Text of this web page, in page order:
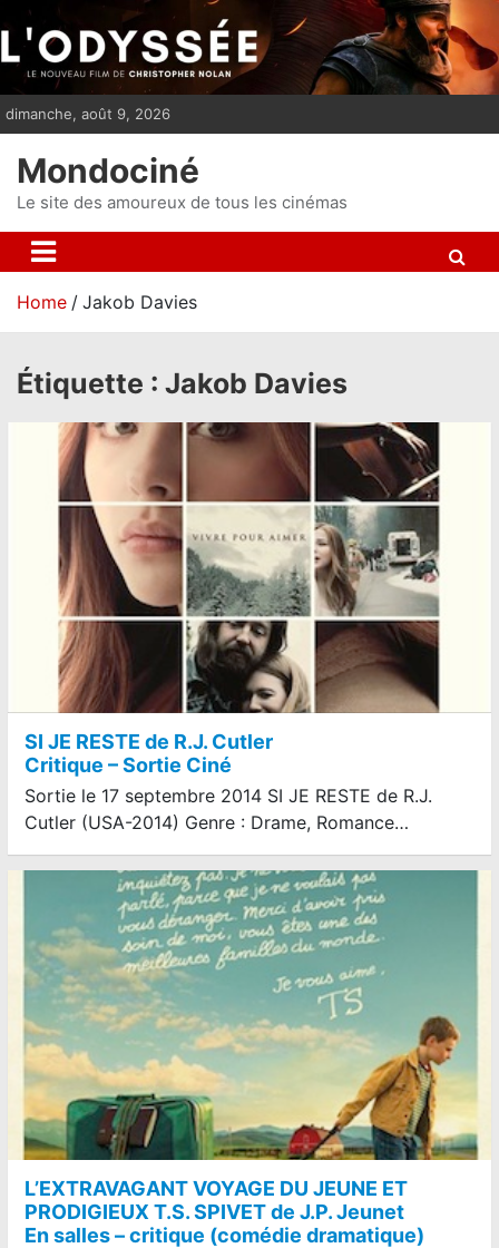
i
p
t
n
t
dimanche, août 9, 2026
Mondociné
Le site des amoureux de tous les cinémas
Home Jakob Davies
Étiquette : Jakob Davies
SI JE RESTE de R.J. Cutler
Critique – Sortie Ciné
Sortie le 17 septembre 2014 SI JE RESTE de R.J.
Cutler (USA-2014) Genre : Drame, Romance…
L’EXTRAVAGANT VOYAGE DU JEUNE ET
PRODIGIEUX T.S. SPIVET de J.P. Jeunet
En salles – critique (comédie dramatique)